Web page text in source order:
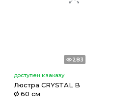
283
доступен к заказу
Люстра CRYSTAL B
Ø 60 см